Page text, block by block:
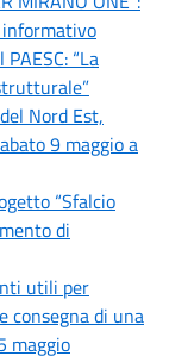
“La
Nord Est,
9 maggio a
“Sfalcio
di
utili per
consegna di una
maggio